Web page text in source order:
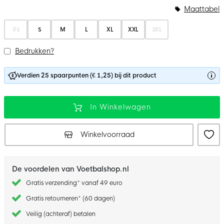
XS S M L XL XXL 3XL
Maattabel
Bedrukken?
Verdien 25 spaarpunten (€ 1,25) bij dit product
In Winkelwagen
Winkelvoorraad
De voordelen van Voetbalshop.nl
Gratis verzending* vanaf 49 euro
Gratis retourneren* (60 dagen)
Veilig (achteraf) betalen